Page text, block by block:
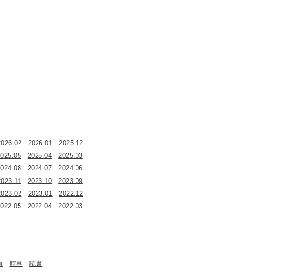
2026.01
2025.12
2025.04
2025.03
2024.07
2024.06
2023.10
2023.09
2023.01
2022.12
2022.04
2022.03
時事 読書